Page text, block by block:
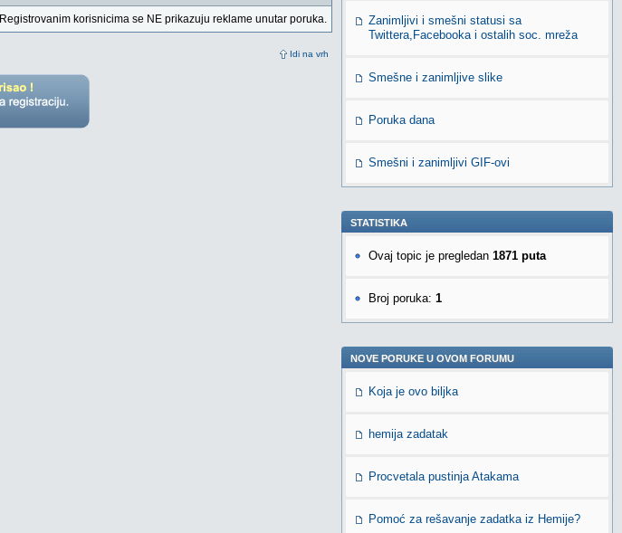
Idi na vrh
Registrovanim korisnicima se NE prikazuju reklame unutar poruka.
Zanimljivi i smešni statusi sa
Twittera,Facebooka i ostalih soc. mreža
Smešne i zanimljive slike
Poruka dana
Smešni i zanimljivi GIF-ovi
STATISTIKA
Ovaj topic je pregledan 1871 puta
Broj poruka: 1
NOVE PORUKE U OVOM FORUMU
Koja je ovo biljka
hemija zadatak
Procvetala pustinja Atakama
Pomoć za rešavanje zadatka iz Hemije?